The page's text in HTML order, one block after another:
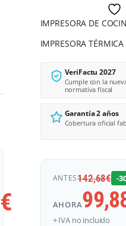
IMPRESORA DE
IMPRESORA
VeriFactu 2027
Cumple con la
normativa fiscal
Garantía 2 años
Cobertura oficial
ANTES142,68€ -
AHORA
+ IVA no incluido
€